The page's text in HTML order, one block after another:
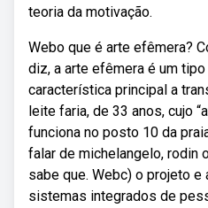
teoria da motivação.
Webo que é arte efêmera?
diz, a arte efêmera é um
característica principal a
leite faria, de 33 anos, cujo
funciona no posto 10 da
falar de michelangelo, rodin
sabe que. Webc) o projeto
sistemas integrados de